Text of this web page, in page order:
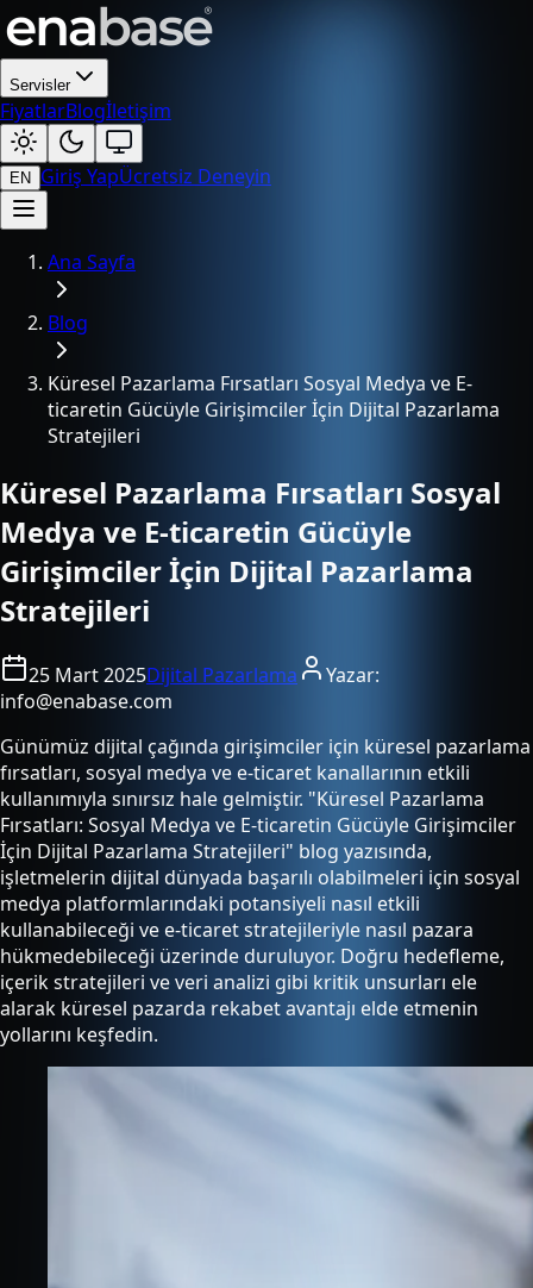
Servisler
FiyatlarBlogİletişim
EN Giriş YapÜcretsiz Deneyin
Ana Sayfa
Blog
Küresel Pazarlama Fırsatları Sosyal Medya ve E-
ticaretin Gücüyle Girişimciler İçin Dijital Pazarlama
Stratejileri
Küresel Pazarlama Fırsatları Sosyal
Medya ve E-ticaretin Gücüyle
Girişimciler İçin Dijital Pazarlama
Stratejileri
25 Mart 2025Dijital Pazarlama
Yazar:
info@enabase.com
Günümüz dijital çağında girişimciler için küresel pazarlama
fırsatları, sosyal medya ve e-ticaret kanallarının etkili
kullanımıyla sınırsız hale gelmiştir. "Küresel Pazarlama
Fırsatları: Sosyal Medya ve E-ticaretin Gücüyle Girişimciler
İçin Dijital Pazarlama Stratejileri" blog yazısında,
işletmelerin dijital dünyada başarılı olabilmeleri için sosyal
medya platformlarındaki potansiyeli nasıl etkili
kullanabileceği ve e-ticaret stratejileriyle nasıl pazara
hükmedebileceği üzerinde duruluyor. Doğru hedefleme,
içerik stratejileri ve veri analizi gibi kritik unsurları ele
alarak küresel pazarda rekabet avantajı elde etmenin
yollarını keşfedin.